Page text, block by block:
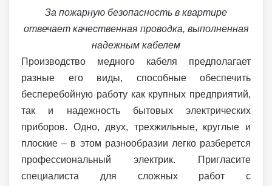
За пожарную безопасность в квартире
отвечает качественная проводка, выполненная
надежным кабелем
Производство медного кабеля предполагает
разные его виды, способные обеспечить
бесперебойную работу как крупных предприятий,
так и надежность бытовых электрических
приборов. Одно, двух, трехжильные, круглые и
плоские – в этом разнообразии легко разберется
профессиональный электрик. Пригласите
специалиста для сложных работ с